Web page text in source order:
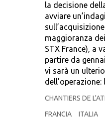
la decisione
avviare
maggioranza
STX France), a
partire da
vi sarà un
CHANTIERS DE
FRANCIA
ITALIA